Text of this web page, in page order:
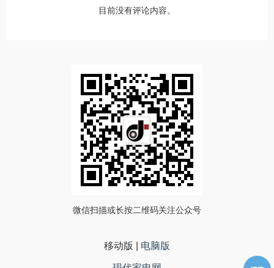
目前没有评论内容。
微信扫描或长按二维码关注公众号
移动版 电脑版